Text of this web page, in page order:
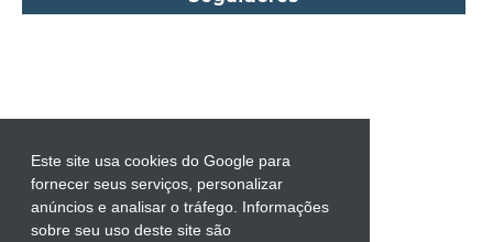
Este site usa cookies do Google para
fornecer seus serviços, personalizar
anúncios e analisar o tráfego. Informações
sobre seu uso deste site são
Celeste Bradley
Chantelle Shaw
Charles Dickens
Charlie Donlea